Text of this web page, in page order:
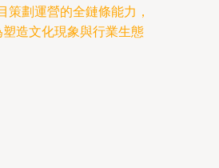
策劃運營的全鏈條能力，
造文化現象與行業生態